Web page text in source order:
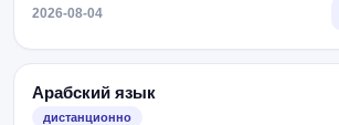
2026-08-04
Арабский язык
дистанционно